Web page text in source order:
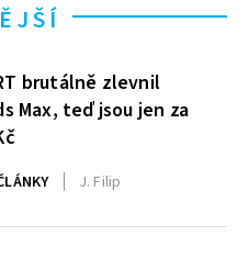
brutálně zlevnil
Max, teď jsou jen za
J. Filip